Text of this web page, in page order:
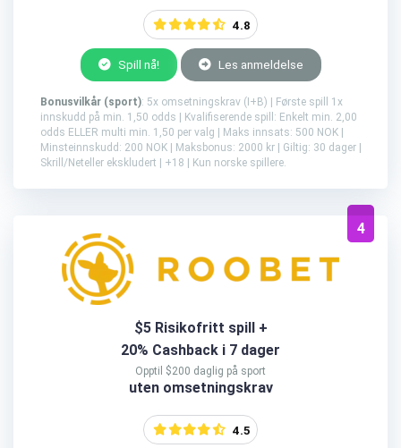
4.8
Spill nå! Les anmeldelse
Bonusvilkår (sport): 5x omsetningskrav (I+B) | Første spill 1x
innskudd på min. 1,50 odds | Kvalifiserende spill: Enkelt min. 2,00
odds ELLER multi min. 1,50 per valg | Maks innsats: 500 NOK |
Minsteinnskudd: 200 NOK | Maksbonus: 2000 kr | Giltig: 30 dager |
Skrill/Neteller ekskludert | +18 | Kun norske spillere.
4
$5 Risikofritt spill +
20% Cashback i 7 dager
Opptil $200 daglig på sport
uten omsetningskrav
4.5